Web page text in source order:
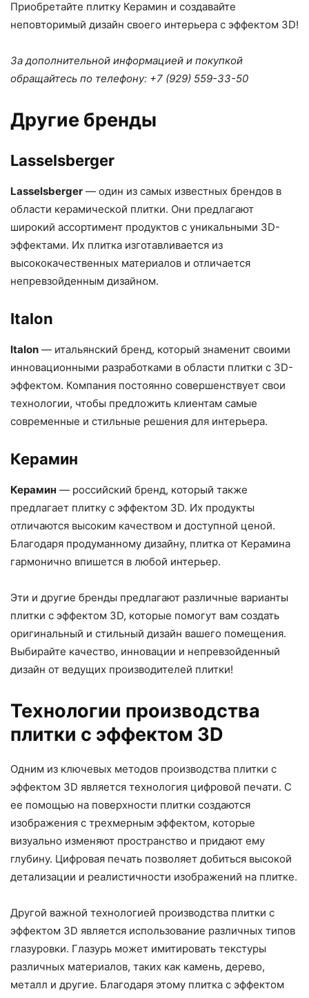
Приобретайте плитку Керамин и создавайте
неповторимый дизайн своего интерьера с эффектом 3D!
За дополнительной информацией и покупкой
обращайтесь по телефону: +7 (929) 559-33-50
Другие бренды
Lasselsberger
Lasselsberger — один из самых известных брендов в
области керамической плитки. Они предлагают
широкий ассортимент продуктов с уникальными 3D-
эффектами. Их плитка изготавливается из
высококачественных материалов и отличается
непревзойденным дизайном.
Italon
Italon — итальянский бренд, который знаменит своими
инновационными разработками в области плитки с 3D-
эффектом. Компания постоянно совершенствует свои
технологии, чтобы предложить клиентам самые
современные и стильные решения для интерьера.
Керамин
Керамин — российский бренд, который также
предлагает плитку с эффектом 3D. Их продукты
отличаются высоким качеством и доступной ценой.
Благодаря продуманному дизайну, плитка от Керамина
гармонично впишется в любой интерьер.
Эти и другие бренды предлагают различные варианты
плитки с эффектом 3D, которые помогут вам создать
оригинальный и стильный дизайн вашего помещения.
Выбирайте качество, инновации и непревзойденный
дизайн от ведущих производителей плитки!
Технологии производства
плитки с эффектом 3D
Одним из ключевых методов производства плитки с
эффектом 3D является технология цифровой печати. С
ее помощью на поверхности плитки создаются
изображения с трехмерным эффектом, которые
визуально изменяют пространство и придают ему
глубину. Цифровая печать позволяет добиться высокой
детализации и реалистичности изображений на плитке.
Другой важной технологией производства плитки с
эффектом 3D является использование различных типов
глазуровки. Глазурь может имитировать текстуры
различных материалов, таких как камень, дерево,
металл и другие. Благодаря этому плитка с эффектом